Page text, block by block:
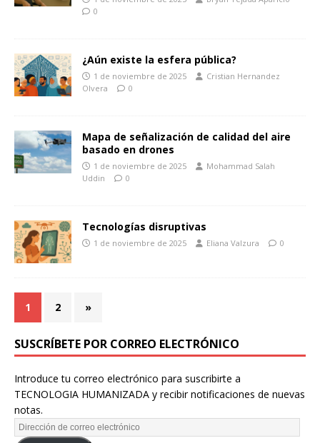
0
¿Aún existe la esfera pública?
1 de noviembre de 2025
Cristian Hernandez
Olvera
0
Mapa de señalización de calidad del aire
basado en drones
1 de noviembre de 2025
Mohammad Salah
Uddin
0
Tecnologías disruptivas
1 de noviembre de 2025 Eliana Valzura 0
1 2 »
SUSCRÍBETE POR CORREO ELECTRÓNICO
Introduce tu correo electrónico para suscribirte a
TECNOLOGIA HUMANIZADA y recibir notificaciones de nuevas
notas.